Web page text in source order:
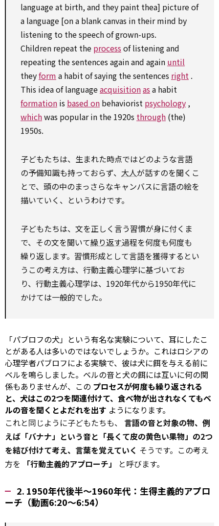
language at birth, and they paint thea] picture of
a language [ona blankcanvas in their mind by
listening to the speech of grown-ups.
Children repeat the process of listening and
repeating the sentences again and again until
theyform a habit of saying the sentences right .
This idea of languageacquisitionas a habit
formation is based on behaviorist psychology ,
whichwas popular in the 1920s through (the)
1950s.
子どもたちは、生まれた時点ではどのような言語
の予備知識も持っておらず、 大人が話すのを聞くこ
とで、頭の中のまっさらなキャンバスに言語の絵を
描いていく、というわけです。
子どもたちは、文を正しく言う習慣が身に付くま
で、その文を聞いて繰り返す過程を何度も何度も
繰り返します。習慣形成として言語を獲得するとい
うこの考え方は、行動主義心理学に基づいてお
り、行動主義心理学は、1920年代から1950年代に
かけては一般的でした。
「パブロフの犬」という有名な実験について、耳にしたこ
とがある人は多いのではないでしょうか。これはロシアの
心理学者パブロフによる実験で、彼は犬に餌を与える前に
ベルを鳴らしました。ベルの音と犬の餌には互いに何の関
係もありませんが、この プロセスが何度も繰り返される
と、犬はこの2つを関連付けて、食べ物が出されなくてもベ
ルの音を聞くとよだれを出す ようになります。
これと同じように子どもたちも、 言語の音と対象の物、例
えば「バナナ」という音と「長くて皮の黄色い果物」の2つ
を結び付けて考え、言葉を覚えていく そうです。この考え
方を
「行動主義的アプローチ」 と呼びます。
2. 1950年代後半～1960年代：生得主義的アプロ
ーチ（動画6:20～6:54）